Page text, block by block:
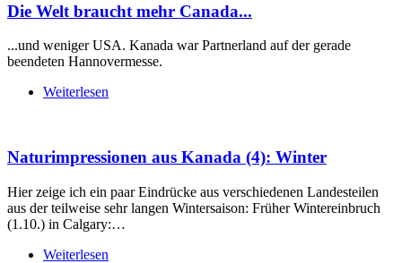
Die Welt braucht mehr Canada...
...und weniger USA. Kanada war Partnerland auf der gerade
beendeten Hannovermesse.
Weiterlesen
Naturimpressionen aus Kanada (4): Winter
Hier zeige ich ein paar Eindrücke aus verschiedenen Landesteilen
aus der teilweise sehr langen Wintersaison: Früher Wintereinbruch
(1.10.) in Calgary:…
Weiterlesen